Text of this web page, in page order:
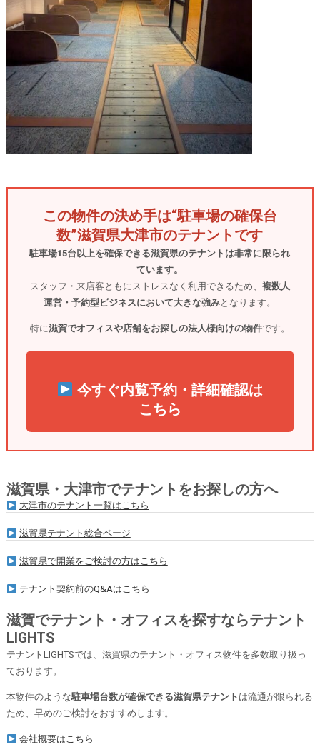
この物件の決め手は“駐車場の確保台
数”滋賀県大津市のテナントです
駐車場15台以上を確保できる滋賀県のテナントは非常に限られ
ています。
スタッフ・来店客ともにストレスなく利用できるため、 複数人
運営・予約型ビジネスにおいて大きな強みとなります。
特に滋賀でオフィスや店舗をお探しの法人様向けの物件です。
今すぐ内覧予約・詳細確認は
こちら
滋賀県・大津市でテナントをお探しの方へ
大津市のテナント一覧はこちら
滋賀県テナント総合ページ
滋賀県で開業をご検討の方はこちら
テナント契約前のQ&Aはこちら
滋賀でテナント・オフィスを探すならテナント
LIGHTS
テナントLIGHTSでは、滋賀県のテナント・オフィス物件を多数取り扱っ
ております。
本物件のような駐車場台数が確保できる滋賀県テナント は流通が限られる
ため、早めのご検討をおすすめします。
会社概要はこちら